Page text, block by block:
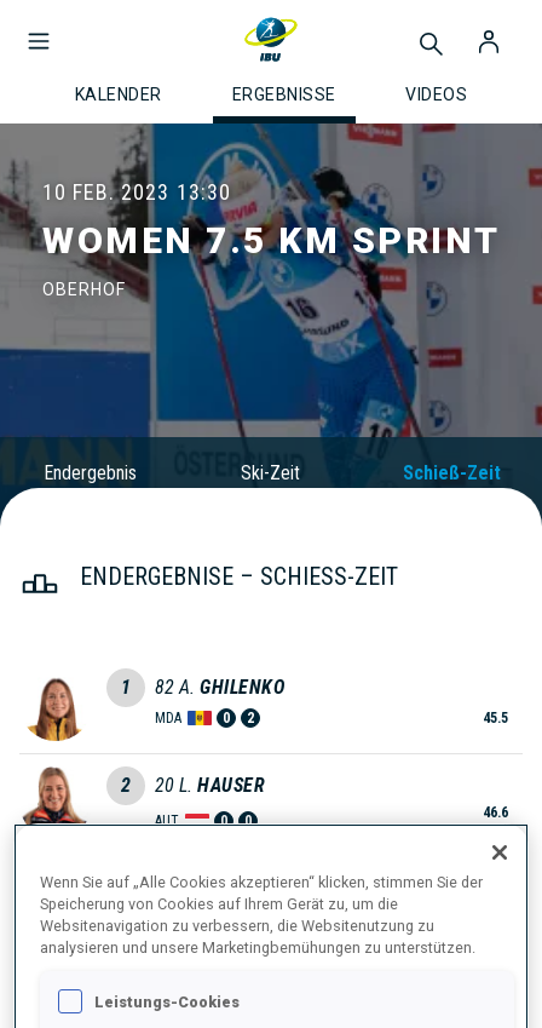
KALENDER ERGEBNISSE VIDEOS
10 FEB. 2023 13:30
WOMEN 7.5 KM SPRINT
OBERHOF
Endergebnis Ski-Zeit Schieß-Zeit
ENDERGEBNISE – SCHIESS-ZEIT
1 82 A. GHILENKO
MDA 0 2 45.5
2 20 L. HAUSER
AUT 0 0
46.6
+1.1
3 37 V. DIMITROVA
BUL 1 1
Wenn Sie auf „Alle Cookies akzeptieren“ klicken, stimmen Sie der
Speicherung von Cookies auf Ihrem Gerät zu, um die
Websitenavigation zu verbessern, die Websitenutzung zu
analysieren und unsere Marketingbemühungen zu unterstützen.
Leistungs-Cookies